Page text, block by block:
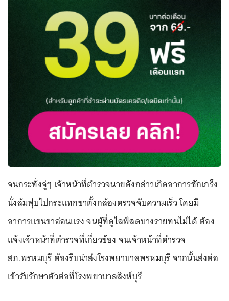
จนกระทั่งจู่ๆ เจ้าหน้าที่ตำรวจนายดังกล่าวเกิดอาการชักเกร็ง
นั่งล้มฟุบไปกระแทกขาตั้งกล้องตรวจจับความเร็ว โดยมี
อาการแขนขาอ่อนแรง จนผู้ที่ดูไลฟ์สดบางรายทนไม่ได้ ต้อง
แจ้งเจ้าหน้าที่ตำรวจที่เกี่ยวข้อง จนเจ้าหน้าที่ตำรวจ
สภ.พรหมบุรี ต้องรีบนำส่งโรงพยาบาลพรหมบุรี จากนั้นส่งต่อ
เข้ารับรักษาตัวต่อที่โรงพยาบาลสิงห์บุรี